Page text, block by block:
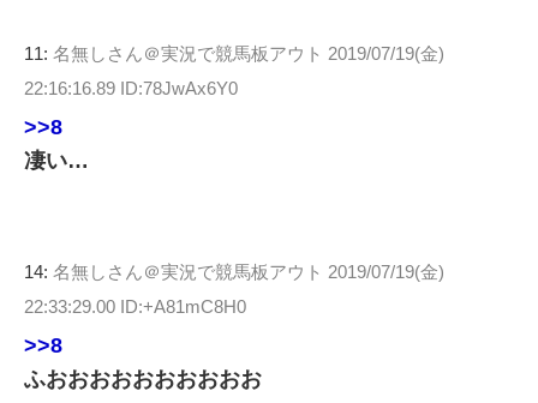
11: 名無しさん＠実況で競馬板アウト 2019/07/19(金)
22:16:16.89 ID:78JwAx6Y0
>>8
凄い…
14: 名無しさん＠実況で競馬板アウト 2019/07/19(金)
22:33:29.00 ID:+A81mC8H0
>>8
ふおおおおおおおおおお